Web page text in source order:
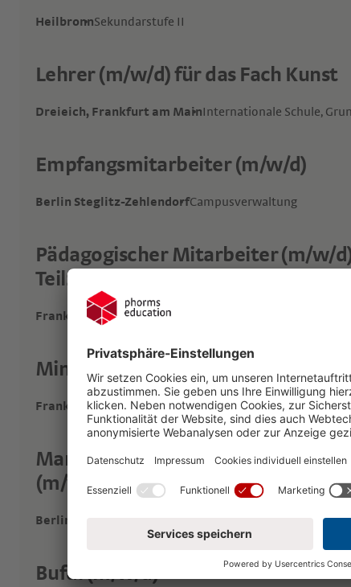
HeilbronnSekundarstufe II
Lehrer (m/w/d) für das Fach Kunst
Dreieich, Frankfurt am MainInternationale Schule,
Empfangsmitarbeiter (m/w/d)
Berlin Steglitz-ZehlendorfCampusverwaltung
Pädagogischer Mitarbeiter (m/w/
Teilzeit (18 h)
Frankfurt am MainGrundschule
Minijob im Hort
Frankfurt am MainGrundschule
Manager Elternberatung und
(m/w/d)
Berlin Steglitz-Zehlendorf Business Development,
Bufdi (m/w/d)